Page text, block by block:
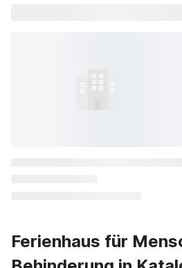
Ferienhaus für